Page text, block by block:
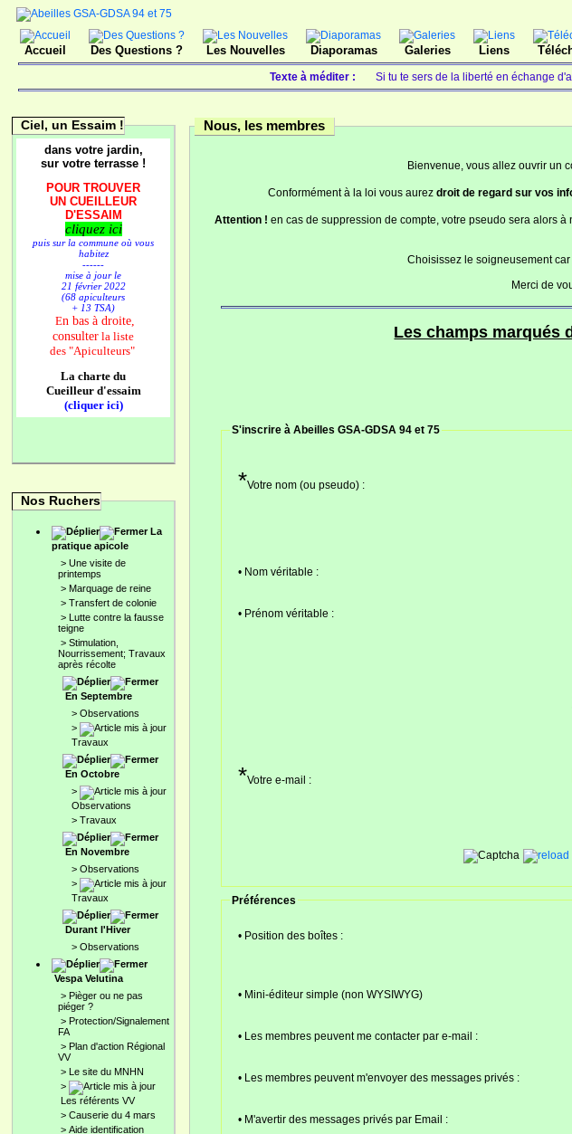
Accueil Des Questions ? Les Nouvelles Diaporamas Galeries Liens
Texte à méditer : Si tu te sers de la liberté en échange
Ciel, un Essaim !
dans votre jardin,
sur votre terrasse !
POUR TROUVER
UN CUEILLEUR
D'ESSAIM
cliquez ici
puis sur la commune où vous
habitez
------
mise à jour le
21 février 2022
(68 apiculteurs
+ 13 TSA)
En bas à droite,
consulter la liste
des "Apiculteurs"
La charte du
Cueilleur d'essaim
(cliquer ici)
Nos Ruchers
La
pratique apicole
> Une visite de
printemps
> Marquage de reine
> Transfert de colonie
> Lutte contre la fausse
teigne
> Stimulation,
Nourrissement; Travaux
après récolte
En Septembre
> Observations
>
Travaux
En Octobre
>
Observations
> Travaux
En Novembre
> Observations
>
Travaux
Durant l'Hiver
> Observations
Vespa Velutina
> Pièger ou ne pas
piéger ?
> Protection/Signalement
FA
> Plan d'action Régional
VV
> Le site du MNHN
>
Les référents VV
> Causerie du 4 mars
> Aide identification
Nous, les membres
Bienvenue, vous allez ouvrir un
Conformément à la loi vous aurez droit de regard sur vos
Attention ! en cas de suppression de compte, votre pseudo sera alors
Choisissez le soigneusement
Merci de
Les champs marqués
S'inscrire à Abeilles GSA-GDSA 94 et 75
*Votre nom (ou pseudo) :
• Nom véritable :
• Prénom véritable :
*Votre e-mail :
Préférences
• Position des boîtes :
• Mini-éditeur simple (non WYSIWYG)
• Les membres peuvent me contacter par e-mail :
• Les membres peuvent m'envoyer des messages privés :
• M'avertir des messages privés par Email :